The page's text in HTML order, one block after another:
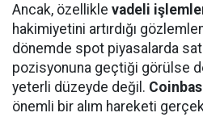
Ancak, özellikle vadeli
hakimiyetini artırdığı
dönemde spot piyasalarda
pozisyonuna geçtiği görülse
yeterli düzeyde değil.
önemli bir alım hareketi